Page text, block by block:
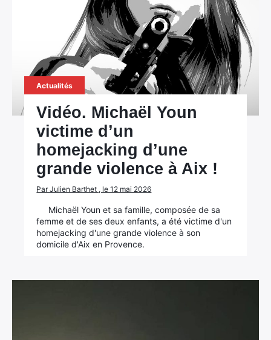
Actualités
Vidéo. Michaël Youn
victime d’un
homejacking d’une
grande violence à Aix !
Par Julien Barthet , le 12 mai 2026
Michaël Youn et sa famille, composée de sa
femme et de ses deux enfants, a été victime d'un
homejacking d'une grande violence à son
domicile d'Aix en Provence.